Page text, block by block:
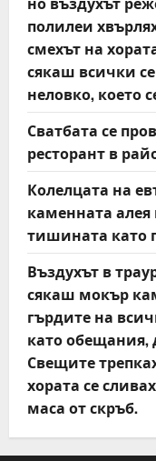
полилеи
смехът на
сякаш всички
неловко, което
Сватбата се
ресторант в
Колелцата на
каменната
тишината като
Въздухът в
сякаш мокър
гърдите на
като обещания,
Свещите
хората се
маса от скръб.